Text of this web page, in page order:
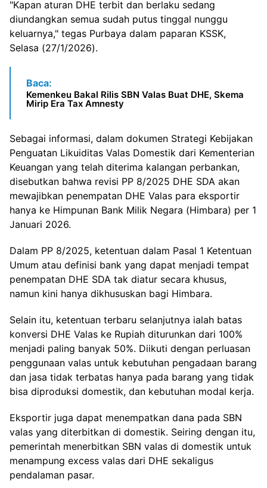
"Kapan aturan DHE terbit dan berlaku sedang
diundangkan semua sudah putus tinggal nunggu
keluarnya," tegas Purbaya dalam paparan KSSK,
Selasa (27/1/2026).
Baca:
Kemenkeu Bakal Rilis SBN Valas Buat DHE, Skema
Mirip Era Tax Amnesty
Sebagai informasi, dalam dokumen Strategi Kebijakan
Penguatan Likuiditas Valas Domestik dari Kementerian
Keuangan yang telah diterima kalangan perbankan,
disebutkan bahwa revisi PP 8/2025 DHE SDA akan
mewajibkan penempatan DHE Valas para eksportir
hanya ke Himpunan Bank Milik Negara (Himbara) per 1
Januari 2026.
Dalam PP 8/2025, ketentuan dalam Pasal 1 Ketentuan
Umum atau definisi bank yang dapat menjadi tempat
penempatan DHE SDA tak diatur secara khusus,
namun kini hanya dikhususkan bagi Himbara.
Selain itu, ketentuan terbaru selanjutnya ialah batas
konversi DHE Valas ke Rupiah diturunkan dari 100%
menjadi paling banyak 50%. Diikuti dengan perluasan
penggunaan valas untuk kebutuhan pengadaan barang
dan jasa tidak terbatas hanya pada barang yang tidak
bisa diproduksi domestik, dan kebutuhan modal kerja.
Eksportir juga dapat menempatkan dana pada SBN
valas yang diterbitkan di domestik. Seiring dengan itu,
pemerintah menerbitkan SBN valas di domestik untuk
menampung excess valas dari DHE sekaligus
pendalaman pasar.